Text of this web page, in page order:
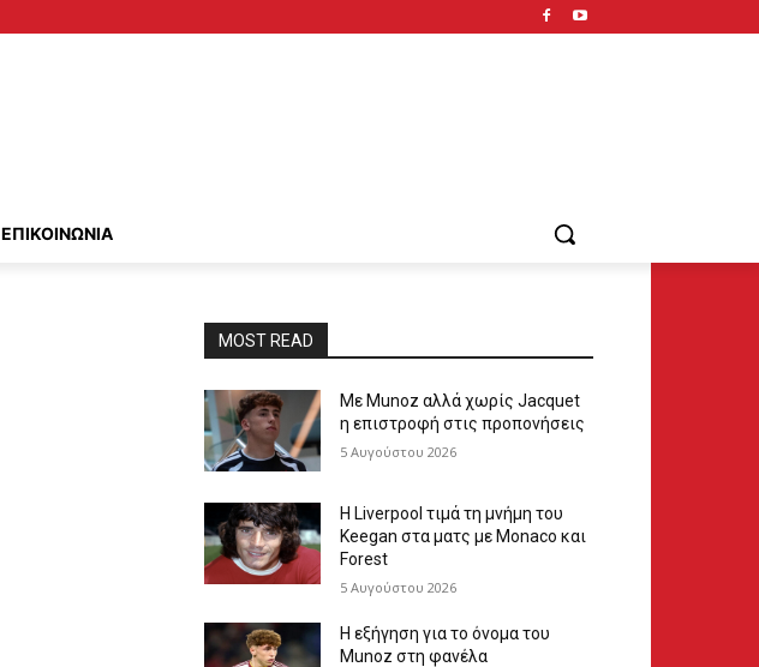
ΕΠΙΚΟΙΝΩΝΙΑ
MOST READ
Με Munoz αλλά χωρίς Jacquet
η επιστροφή στις προπονήσεις
5 Αυγούστου 2026
Η Liverpool τιμά τη μνήμη του
Keegan στα ματς με Monaco και
Forest
5 Αυγούστου 2026
Η εξήγηση για το όνομα του
Munoz στη φανέλα